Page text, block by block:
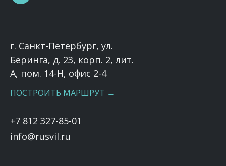
г. Санкт-Петербург, ул.
Беринга, д. 23, корп. 2, лит.
А, пом. 14-Н, офис 2-4
ПОСТРОИТЬ МАРШРУТ →
+7 812 327-85-01
info@rusvil.ru